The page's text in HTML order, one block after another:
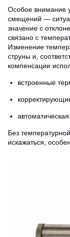
Особое внимание
смещений —
значение с
связано с
Изменение
струны и,
компенсации
встроенные
Без
искажаться,